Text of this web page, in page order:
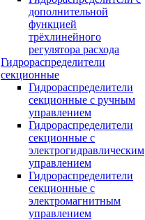
дополнительной
функцией
трёхлинейного
регулятора расхода
Гидрораспределители
секционные
Гидрораспределители
секционные с ручным
управлением
Гидрораспределители
секционные с
электрогидравлическим
управлением
Гидрораспределители
секционные с
электромагнитным
управлением